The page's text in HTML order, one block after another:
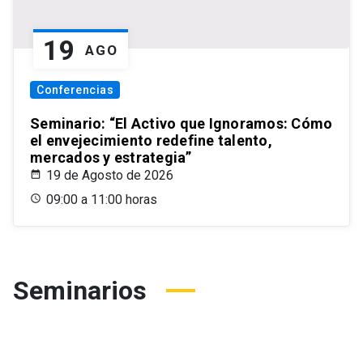
19 AGO
Conferencias
Seminario: “El Activo que Ignoramos: Cómo
el envejecimiento redefine talento,
mercados y estrategia”
19 de Agosto de 2026
09:00 a 11:00 horas
Seminarios